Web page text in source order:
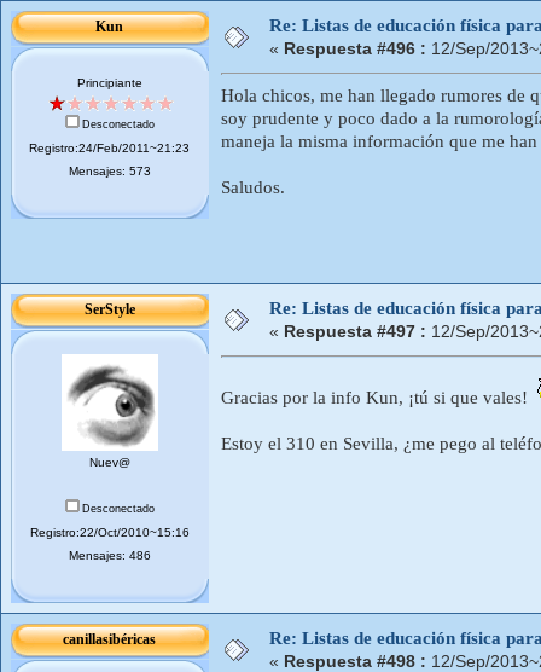
Kun
Principiante
Desconectado
Registro:24/Feb/2011~21:23
Mensajes: 573
Re: Listas de educación física
« Respuesta #496 : 12/Sep/
Hola chicos, me han llegado rumores de
soy prudente y poco dado a la
maneja la misma información que me
Saludos.
SerStyle
Nuev@
Desconectado
Registro:22/Oct/2010~15:16
Mensajes: 486
Re: Listas de educación física
« Respuesta #497 : 12/Sep/
Gracias por la info Kun, ¡tú si que vales!
Estoy el 310 en Sevilla, ¿me pego al
canillasibéricas Re: Listas de educación física
« Respuesta #498 : 12/Sep/